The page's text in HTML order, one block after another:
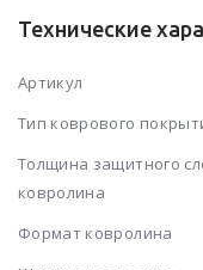
Технические
Артикул
Тип коврового
Толщина защитного
ковролина
Формат ковролина